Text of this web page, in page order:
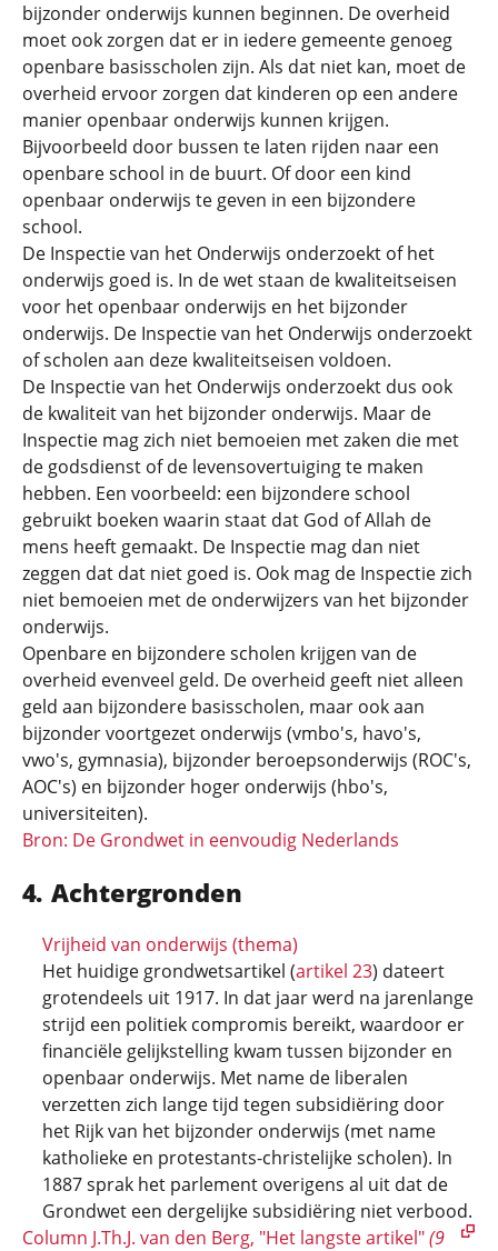
bijzonder onderwijs kunnen beginnen. De overheid
moet ook zorgen dat er in iedere gemeente genoeg
openbare basisscholen zijn. Als dat niet kan, moet de
overheid ervoor zorgen dat kinderen op een andere
manier openbaar onderwijs kunnen krijgen.
Bijvoorbeeld door bussen te laten rijden naar een
openbare school in de buurt. Of door een kind
openbaar onderwijs te geven in een bijzondere
school.
De Inspectie van het Onderwijs onderzoekt of het
onderwijs goed is. In de wet staan de kwaliteitseisen
voor het openbaar onderwijs en het bijzonder
onderwijs. De Inspectie van het Onderwijs onderzoekt
of scholen aan deze kwaliteitseisen voldoen.
De Inspectie van het Onderwijs onderzoekt dus ook
de kwaliteit van het bijzonder onderwijs. Maar de
Inspectie mag zich niet bemoeien met zaken die met
de godsdienst of de levensovertuiging te maken
hebben. Een voorbeeld: een bijzondere school
gebruikt boeken waarin staat dat God of Allah de
mens heeft gemaakt. De Inspectie mag dan niet
zeggen dat dat niet goed is. Ook mag de Inspectie zich
niet bemoeien met de onderwijzers van het bijzonder
onderwijs.
Openbare en bijzondere scholen krijgen van de
overheid evenveel geld. De overheid geeft niet alleen
geld aan bijzondere basisscholen, maar ook aan
bijzonder voortgezet onderwijs (vmbo's, havo's,
vwo's, gymnasia), bijzonder beroepsonderwijs (ROC's,
AOC's) en bijzonder hoger onderwijs (hbo's,
universiteiten).
Bron: De Grondwet in eenvoudig Nederlands
Achtergronden
Vrijheid van onderwijs (thema)
Het huidige grondwetsartikel (artikel 23) dateert
grotendeels uit 1917. In dat jaar werd na jarenlange
strijd een politiek compromis bereikt, waardoor er
financiële gelijkstelling kwam tussen bijzonder en
openbaar onderwijs. Met name de liberalen
verzetten zich lange tijd tegen subsidiëring door
het Rijk van het bijzonder onderwijs (met name
katholieke en protestants-christelijke scholen). In
1887 sprak het parlement overigens al uit dat de
Grondwet een dergelijke subsidiëring niet verbood.
Column J.Th.J. van den Berg, "Het langste artikel"(9